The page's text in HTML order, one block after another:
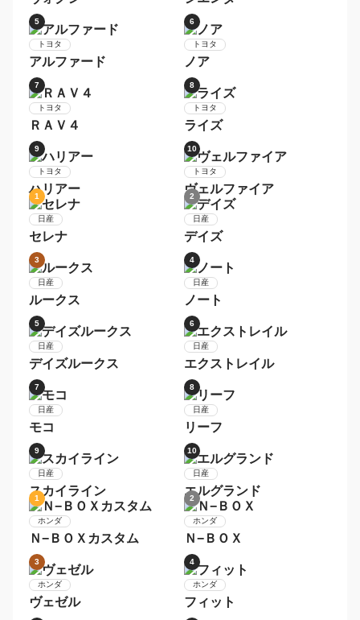
ＬＳ ＩＳ
5
レクサス
ＣＴ
6
レクサス
ＧＳ
1
トヨタ
プリウス
2
トヨタ
アクア
3
トヨタ
ヴォクシー
4
トヨタ
シエンタ
5
トヨタ
アルファード
6
トヨタ
ノア
7
トヨタ
ＲＡＶ４
8
トヨタ
ライズ
9
トヨタ
ハリアー
10
トヨタ
ヴェルファイア
1
日産
セレナ
2
日産
デイズ
3
日産
ルークス
4
日産
ノート
5
日産
デイズルークス
6
日産
エクストレイル
7
日産
モコ
8
日産
リーフ